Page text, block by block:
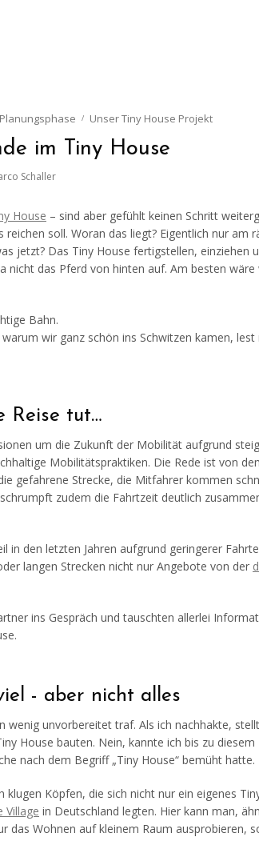
Unser Tiny House Projekt
im Tiny House
Schaller
House – sind aber gefühlt keinen Schritt
soll. Woran das liegt? Eigentlich nur am
jetzt? Das Tiny House fertigstellen, einziehen
nicht das Pferd von hinten auf. Am besten wäre
Bahn.
wir ganz schön ins Schwitzen kamen, lest
Reise tut…
um die Zukunft der Mobilität aufgrund
Mobilitätspraktiken. Die Rede ist von
gefahrene Strecke, die Mitfahrer kommen
zudem die Fahrtzeit deutlich
in den letzten Jahren aufgrund geringerer
langen Strecken nicht nur Angebote von der
ins Gespräch und tauschten allerlei
- aber nicht alles
wenig unvorbereitet traf. Als ich nachhakte,
House bauten. Nein, kannte ich bis zu
nach dem Begriff „Tiny House“ bemüht hatte.
Köpfen, die sich nicht nur ein eigenes
Village in Deutschland legten. Hier kann man,
das Wohnen auf kleinem Raum ausprobieren,